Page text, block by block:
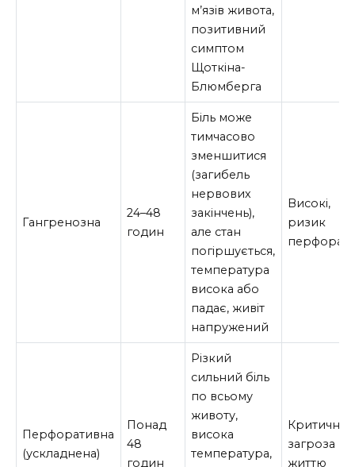
м’язів живота,
позитивний
симптом
Щоткіна-
Блюмберга
Гангренозна
24–48
годин
Біль може
тимчасово
зменшитися
(загибель
нервових
закінчень),
але стан
погіршується,
температура
висока або
падає, живіт
напружений
Високі,
ризик
Перфоративна
(ускладнена)
Понад
48
годин
Різкий
сильний біль
по всьому
животу,
висока
температура,
Критичні,
загроза
життю